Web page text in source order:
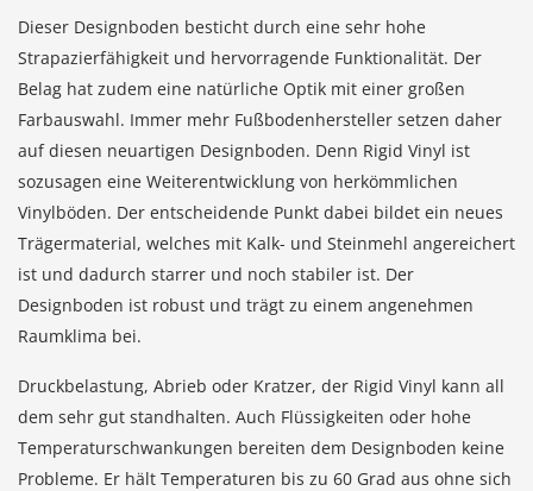
Dieser Designboden besticht durch eine sehr hohe
Strapazierfähigkeit und hervorragende Funktionalität. Der
Belag hat zudem eine natürliche Optik mit einer großen
Farbauswahl. Immer mehr Fußbodenhersteller setzen daher
auf diesen neuartigen Designboden. Denn Rigid Vinyl ist
sozusagen eine Weiterentwicklung von herkömmlichen
Vinylböden. Der entscheidende Punkt dabei bildet ein neues
Trägermaterial, welches mit Kalk- und Steinmehl angereichert
ist und dadurch starrer und noch stabiler ist. Der
Designboden ist robust und trägt zu einem angenehmen
Raumklima bei.
Druckbelastung, Abrieb oder Kratzer, der Rigid Vinyl kann all
dem sehr gut standhalten. Auch Flüssigkeiten oder hohe
Temperaturschwankungen bereiten dem Designboden keine
Probleme. Er hält Temperaturen bis zu 60 Grad aus ohne sich